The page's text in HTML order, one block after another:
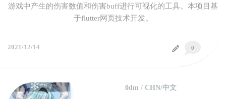
游戏中产生的伤害数值和伤害buff进行可视化的工具。本项目基
于flutter网页技术开发。
0
2021/12/14
0dm / CHN/中文